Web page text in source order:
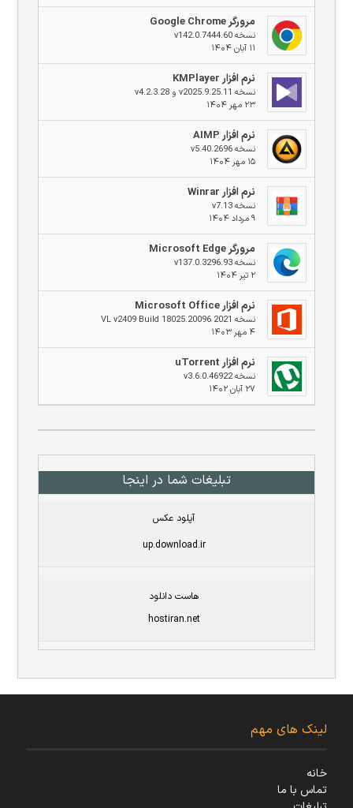
مرورگر Google Chrome
نسخه v142.0.7444.60
۱۱ آبان ۱۴۰۴
نرم افزار KMPlayer
نسخه v2025.9.25.11 و v4.2.3.28
۲۳ مهر ۱۴۰۴
نرم افزار AIMP
نسخه v5.40.2696
۱۵ مهر ۱۴۰۴
نرم افزار Winrar
نسخه v7.13
۹ مرداد ۱۴۰۴
مرورگر Microsoft Edge
نسخه v137.0.3296.93
۲ تیر ۱۴۰۴
نرم افزار Microsoft Office
نسخه 2021 VL v2409 Build 18025.20096
۴ مهر ۱۴۰۳
نرم افزار uTorrent
نسخه v3.6.0.46922
۲۷ آبان ۱۴۰۲
تبلیغات شما در اینجا
آپلود عکس
up.download.ir
هاست دانلود
hostiran.net
لینک های مهم
خانه
تماس با ما